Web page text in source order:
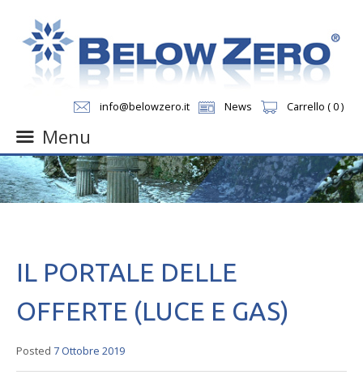
info@belowzero.it News Carrello ( 0 )
Menu
Skip
to
content
IL PORTALE DELLE
OFFERTE (LUCE E GAS)
Posted 7 Ottobre 2019